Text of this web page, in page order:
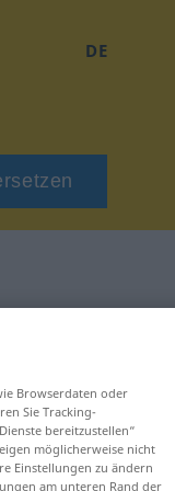
DE
Browserdaten oder
Sie Tracking-
bereitzustellen“
möglicherweise nicht
Einstellungen zu ändern
am unteren Rand der